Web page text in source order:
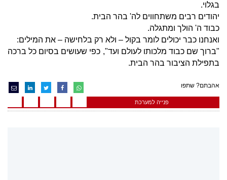
בגלוי.
יהודים רבים משתחווים לה' בהר הבית.
כבוד ה' הולך ומתגלה.
ואנחנו כבר יכולים לומר בקול – ולא רק בלחישה – את המילים:
"ברוך שם כבוד מלכותו לעולם ועד", כפי שעושים בסיום כל ברכה
בתפילת הציבור בהר הבית.
אהבתם? שתפו
פנייה למערכת